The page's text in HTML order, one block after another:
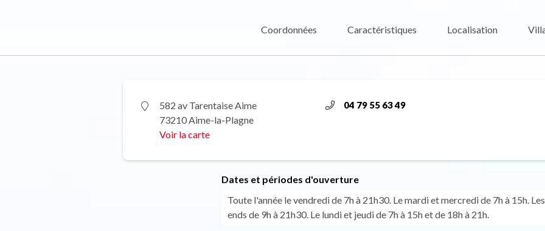
Coordonnées Caractéristiques Localisation
582 av Tarentaise Aime
73210 Aime-la-Plagne
Voir la carte
04 79 55 63 49
Dates et périodes d'ouverture
Toute l'année le vendredi de 7h à 21h30. Le mardi et mercredi de 7h à 15h.
ends de 9h à 21h30. Le lundi et jeudi de 7h à 15h et de 18h à 21h.